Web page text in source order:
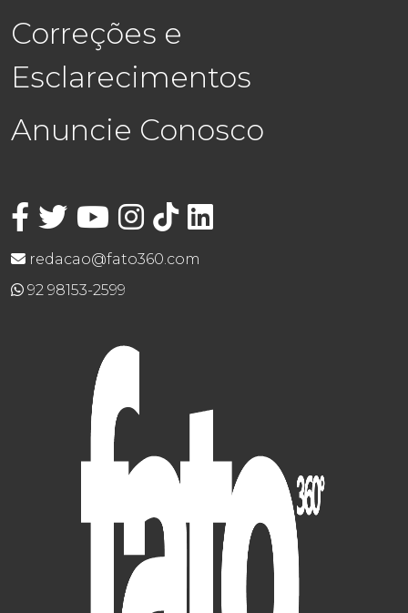
Correções e
Esclarecimentos
Anuncie Conosco
redacao@fato360.com
92 98153-2599